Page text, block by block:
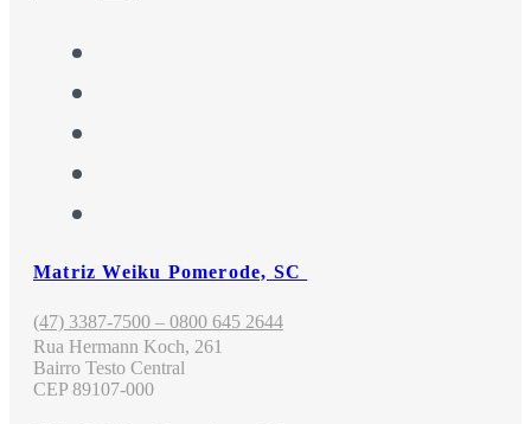
Matriz Weiku Pomerode, SC
(47) 3387-7500 – 0800 645 2644
Rua Hermann Koch, 261
Bairro Testo Central
CEP 89107-000